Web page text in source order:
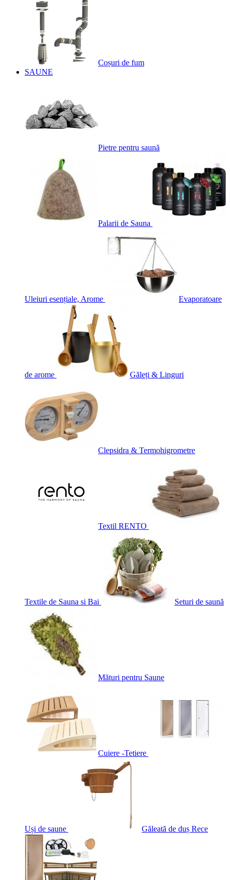
Coșuri de fum
SAUNE
Pietre pentru saună
Palarii de Sauna
Uleiuri esențiale, Arome Evaporatoare
de arome Găleți & Linguri
Clepsidra & Termohigrometre
Textil RENTO
Textile de Sauna si Bai Seturi de saună
Mături pentru Saune
Cuiere -Tetiere
Uși de saune Găleată de duș Rece